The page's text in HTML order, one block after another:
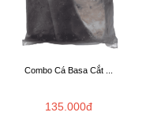
Combo Cá Basa Cắt ...
135.000đ